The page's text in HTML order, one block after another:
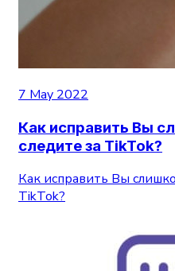
7 May 2022
Как исправить Вы
следите за TikTok?
Как исправить Вы
TikTok?